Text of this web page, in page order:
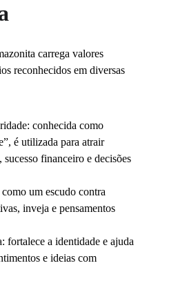
carrega valores
reconhecidos em diversas
conhecida como
é utilizada para atrair
sucesso financeiro e decisões
um escudo contra
inveja e pensamentos
fortalece a identidade e ajuda
e ideias com